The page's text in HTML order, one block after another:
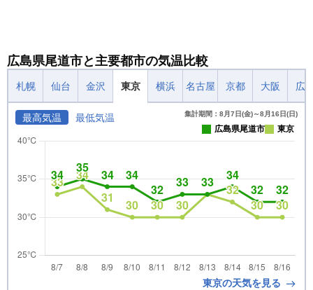
広島県尾道市と主要都市の気温比較
札幌 仙台 金沢 東京 横浜 名古屋 京都 大阪 広
最高気温 最低気温 集計期間：8月7日(金)～8月16日(日)
広島県尾道市 東京
東京の天気を見る